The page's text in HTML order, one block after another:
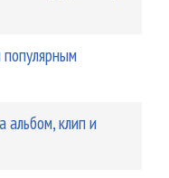
альбом, клип и